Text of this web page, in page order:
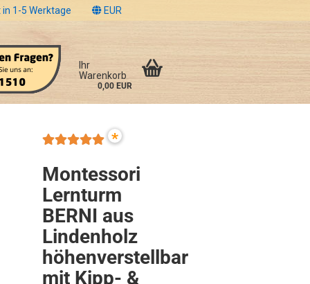
1-5 Werktage
EUR
Ihr
Warenkorb
0,00 EUR
*
Montessori
Lernturm
BERNI aus
Lindenholz
höhenverstellbar
mit Kipp- &